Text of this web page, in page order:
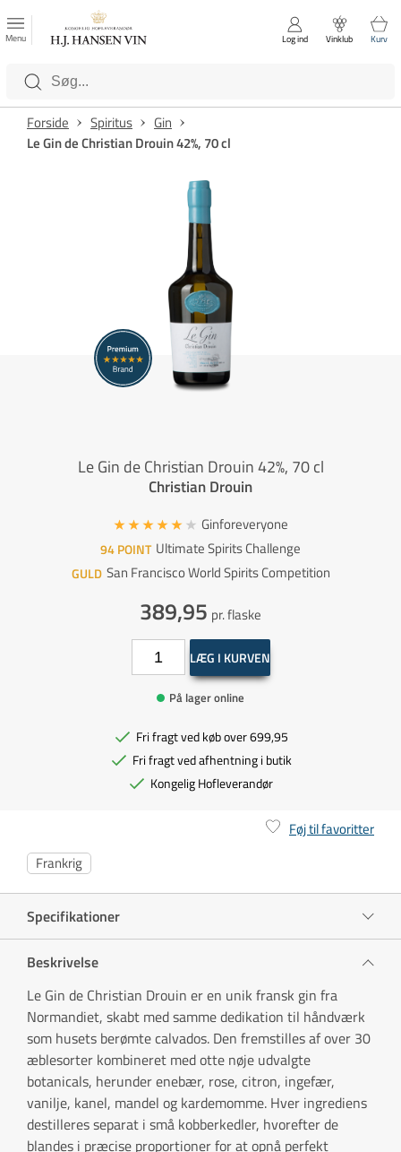
Luk
Kategorier
Menu Log ind Vinklub Kurv
Forside Spiritus
Gin
Le Gin de Christian Drouin 42%, 70 cl
Le Gin de Christian Drouin 42%, 70 cl
Christian Drouin
Ginforeveryone
94POINT Ultimate Spirits Challenge
GULD San Francisco World Spirits Competition
389,95 pr. flaske
LÆG I KURVEN
På lager online
Fri fragt ved køb over 699,95
Fri fragt ved afhentning i butik
Kongelig Hofleverandør
Føj til favoritter
Frankrig
Specifikationer
Beskrivelse
Le Gin de Christian Drouin er en unik fransk gin fra
Normandiet, skabt med samme dedikation til håndværk
som husets berømte calvados. Den fremstilles af over 30
æblesorter kombineret med otte nøje udvalgte
botanicals, herunder enebær, rose, citron, ingefær,
vanilje, kanel, mandel og kardemomme. Hver ingrediens
destilleres separat i små kobberkedler, hvorefter de
blandes i præcise proportioner for at opnå perfekt